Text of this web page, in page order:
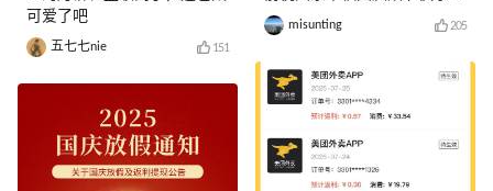
可爱了吧
五七七nie 151
哦！misunting 205